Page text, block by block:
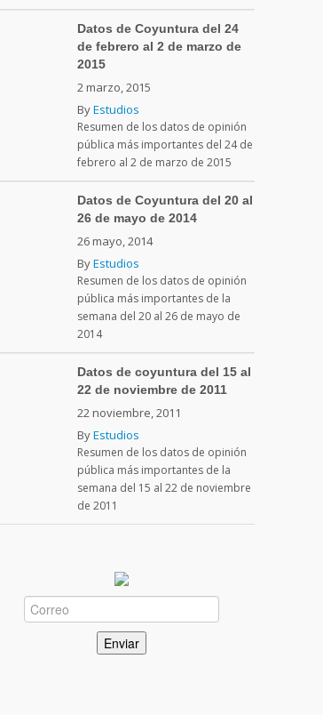
Datos de Coyuntura del 24
de febrero al 2 de marzo de
2015
2 marzo, 2015
ByEstudios
Resumen de los datos de opinión
pública más importantes del 24 de
febrero al 2 de marzo de 2015
Datos de Coyuntura del 20 al
26 de mayo de 2014
26 mayo, 2014
ByEstudios
Resumen de los datos de opinión
pública más importantes de la
semana del 20 al 26 de mayo de
2014
Datos de coyuntura del 15 al
22 de noviembre de 2011
22 noviembre, 2011
ByEstudios
Resumen de los datos de opinión
pública más importantes de la
semana del 15 al 22 de noviembre
de 2011